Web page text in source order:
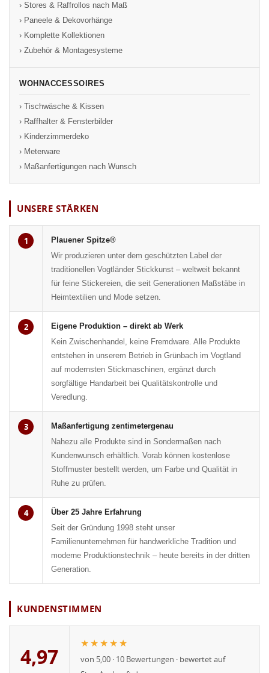
› Stores & Raffrollos nach Maß
› Paneele & Dekovorhänge
› Komplette Kollektionen
› Zubehör & Montagesysteme
WOHNACCESSOIRES
› Tischwäsche & Kissen
› Raffhalter & Fensterbilder
› Kinderzimmerdeko
› Meterware
› Maßanfertigungen nach Wunsch
UNSERE STÄRKEN
1
Plauener Spitze®
Wir produzieren unter dem geschützten Label der
traditionellen Vogtländer Stickkunst – weltweit bekannt
für feine Stickereien, die seit Generationen Maßstäbe in
Heimtextilien und Mode setzen.
2
Eigene Produktion – direkt ab Werk
Kein Zwischenhandel, keine Fremdware. Alle Produkte
entstehen in unserem Betrieb in Grünbach im Vogtland
auf modernsten Stickmaschinen, ergänzt durch
sorgfältige Handarbeit bei Qualitätskontrolle und
Veredlung.
3
Maßanfertigung zentimetergenau
Nahezu alle Produkte sind in Sondermaßen nach
Kundenwunsch erhältlich. Vorab können kostenlose
Stoffmuster bestellt werden, um Farbe und Qualität in
Ruhe zu prüfen.
4
Über 25 Jahre Erfahrung
Seit der Gründung 1998 steht unser
Familienunternehmen für handwerkliche Tradition und
moderne Produktionstechnik – heute bereits in der dritten
Generation.
KUNDENSTIMMEN
4,97
★★★★★
von 5,00 · 10 Bewertungen · bewertet auf